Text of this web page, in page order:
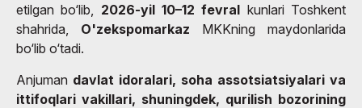
etilgan bo‘lib, 2026-yil 10–12 fevral kunlari Toshkent
shahrida, O'zekspomarkaz MKKning maydonlarida
bo‘lib o‘tadi.
Anjuman davlat idoralari, soha assotsiatsiyalari va
ittifoqlari vakillari, shuningdek, qurilish bozorining